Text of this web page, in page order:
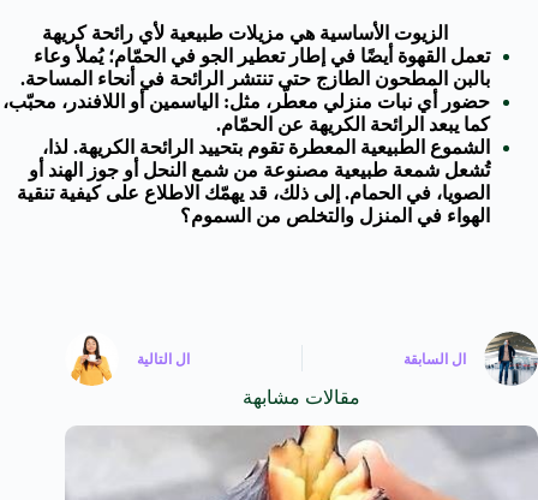
الزيوت الأساسية هي مزيلات طبيعية لأي رائحة كريهة
تعمل القهوة أيضًا في إطار تعطير الجو في الحمّام؛ يُملأ وعاء
بالبن المطحون الطازج حتى تنتشر الرائحة في أنحاء المساحة.
حضور أي نبات منزلي معطّر، مثل: الياسمين أو اللافندر، محبّب،
كما يبعد الرائحة الكريهة عن الحمّام.
الشموع الطبيعية المعطرة تقوم بتحييد الرائحة الكريهة. لذا،
تُشعل شمعة طبيعية مصنوعة من شمع النحل أو جوز الهند أو
الصويا، في الحمام. إلى ذلك، قد يهمّك الاطلاع على كيفيةتنقية
الهواء في المنزل والتخلص من السموم؟
ال السابقة ال التالية
مقالات مشابهة